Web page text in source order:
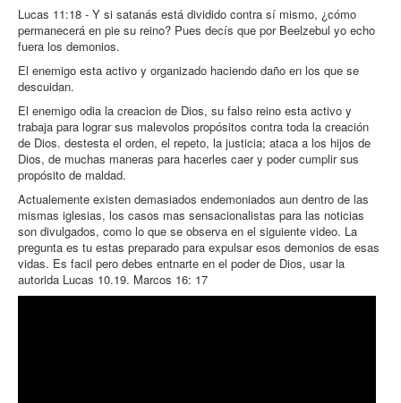
Lucas 11:18 - Y si satanás está dividido contra sí mismo, ¿cómo
permanecerá en pie su reino? Pues decís que por Beelzebul yo echo
fuera los demonios.
El enemigo esta activo y organizado haciendo daño en los que se
descuidan.
El enemigo odia la creacion de Dios, su falso reino esta activo y
trabaja para lograr sus malevolos propósitos contra toda la creación
de Dios. destesta el orden, el repeto, la justicia; ataca a los hijos de
Dios, de muchas maneras para hacerles caer y poder cumplir sus
propósito de maldad.
Actualemente existen demasiados endemoniados aun dentro de las
mismas iglesias, los casos mas sensacionalistas para las noticias
son divulgados, como lo que se observa en el siguiente video. La
pregunta es tu estas preparado para expulsar esos demonios de esas
vidas. Es facil pero debes entnarte en el poder de Dios, usar la
autorida Lucas 10.19. Marcos 16: 17